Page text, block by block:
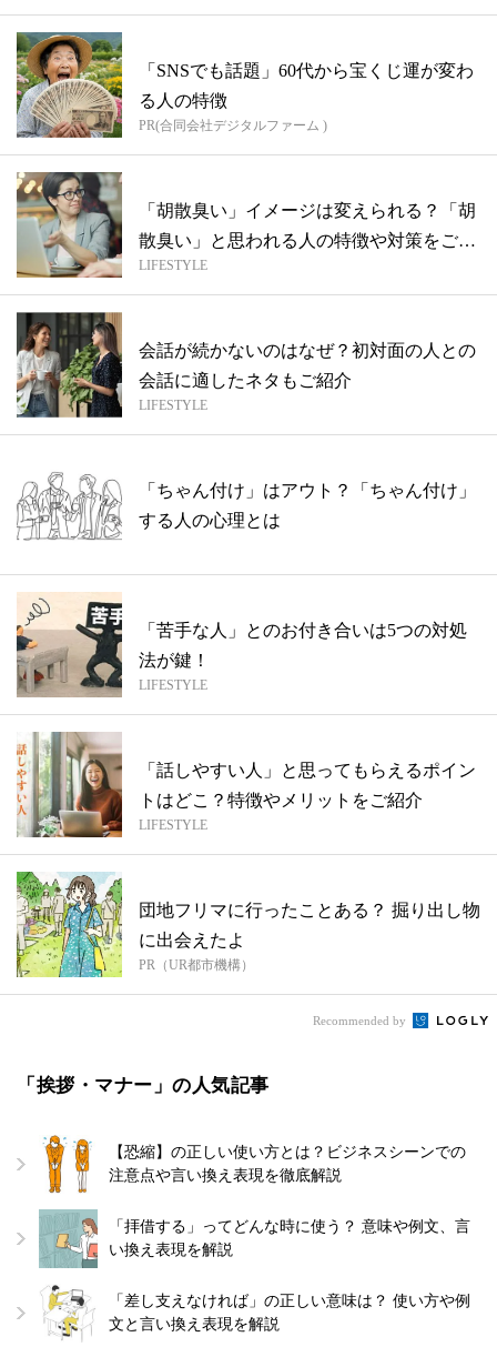
「SNSでも話題」60代から宝くじ運が変わ
る人の特徴
PR(合同会社デジタルファーム )
「胡散臭い」イメージは変えられる？「胡
散臭い」と思われる人の特徴や対策をご紹
介
LIFESTYLE
会話が続かないのはなぜ？初対面の人との
会話に適したネタもご紹介
LIFESTYLE
「ちゃん付け」はアウト？「ちゃん付け」
する人の心理とは
「苦手な人」とのお付き合いは5つの対処
法が鍵！
LIFESTYLE
「話しやすい人」と思ってもらえるポイン
トはどこ？特徴やメリットをご紹介
LIFESTYLE
団地フリマに行ったことある？ 掘り出し物
に出会えたよ
PR（UR都市機構）
Recommended by
「挨拶・マナー」の人気記事
【恐縮】の正しい使い方とは？ビジネスシーンでの
注意点や言い換え表現を徹底解説
「拝借する」ってどんな時に使う？ 意味や例文、言
い換え表現を解説
「差し支えなければ」の正しい意味は？ 使い方や例
文と言い換え表現を解説